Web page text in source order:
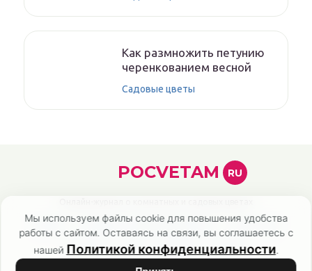
Как размножить петунию
черенкованием весной
Садовые цветы
Мы используем файлы cookie для повышения удобства
работы с сайтом. Оставаясь на связи, вы соглашаетесь с
нашей Политикой конфиденциальности.
POCVETAM RU
Политика конфиденциальности Карта сайта
Контакты О нас Эксперты Авторы
Список литературы